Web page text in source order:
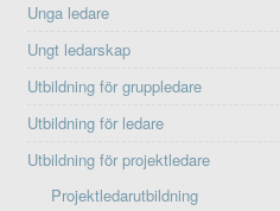
Unga ledare
Ungt ledarskap
Utbildning för gruppledare
Utbildning för ledare
Utbildning för projektledare
Projektledarutbildning